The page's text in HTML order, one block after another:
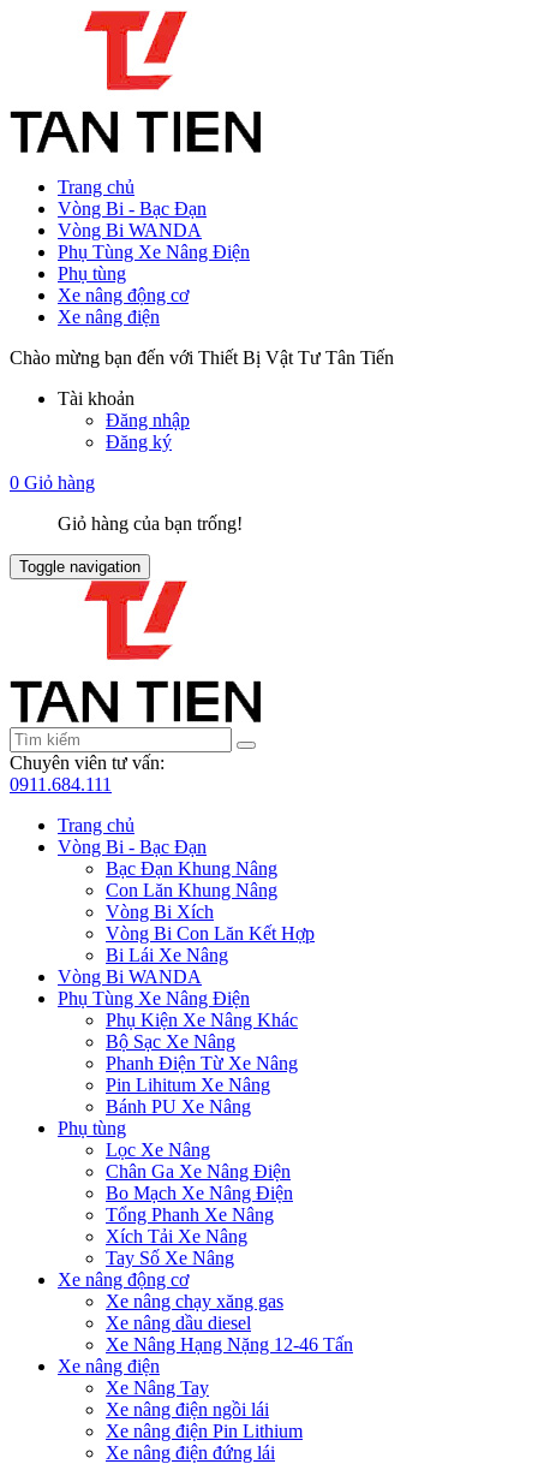
Trang chủ
Vòng Bi - Bạc Đạn
Vòng Bi WANDA
Phụ Tùng Xe Nâng Điện
Phụ tùng
Xe nâng động cơ
Xe nâng điện
Chào mừng bạn đến với Thiết Bị Vật Tư Tân Tiến
Tài khoản
Đăng nhập
Đăng ký
0 Giỏ hàng
Giỏ hàng của bạn trống!
Toggle navigation
Chuyên viên tư vấn:
0911.684.111
Trang chủ
Vòng Bi - Bạc Đạn
Bạc Đạn Khung Nâng
Con Lăn Khung Nâng
Vòng Bi Xích
Vòng Bi Con Lăn Kết Hợp
Bi Lái Xe Nâng
Vòng Bi WANDA
Phụ Tùng Xe Nâng Điện
Phụ Kiện Xe Nâng Khác
Bộ Sạc Xe Nâng
Phanh Điện Từ Xe Nâng
Pin Lihitum Xe Nâng
Bánh PU Xe Nâng
Phụ tùng
Lọc Xe Nâng
Chân Ga Xe Nâng Điện
Bo Mạch Xe Nâng Điện
Tổng Phanh Xe Nâng
Xích Tải Xe Nâng
Tay Số Xe Nâng
Xe nâng động cơ
Xe nâng chạy xăng gas
Xe nâng dầu diesel
Xe Nâng Hạng Nặng 12-46 Tấn
Xe nâng điện
Xe Nâng Tay
Xe nâng điện ngồi lái
Xe nâng điện Pin Lithium
Xe nâng điện đứng lái